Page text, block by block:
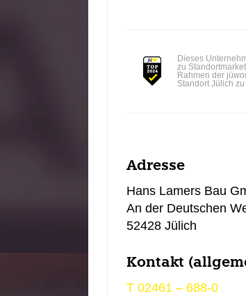
Dieses
zu
Rahmen der
Standort Jülich
Adresse
Hans Lamers Bau
An der Deutschen
52428 Jülich
Kontakt
T 02461 – 688-0